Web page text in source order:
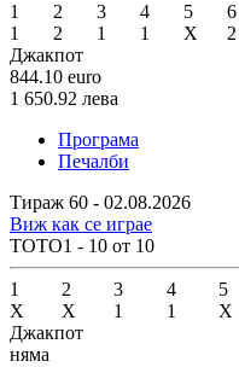
1
1
2
2
3
1
4
1
5
X
6
2
Джакпот
844.10 euro
1 650.92 лева
Програма
Печалби
Тираж 60 - 02.08.2026
Виж как се играе
ТОТО1 - 10 от 10
1
X
2
X
3
1
4
1
5
X
Джакпот
няма